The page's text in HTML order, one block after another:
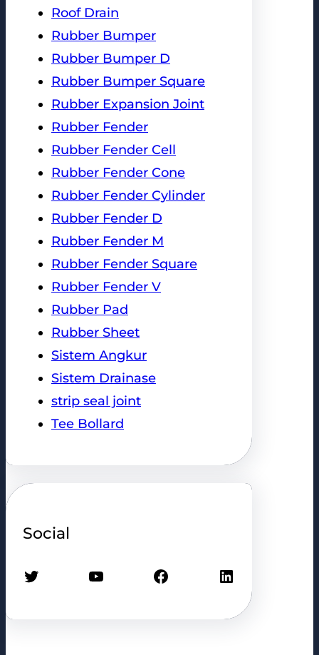
Roof Drain
Rubber Bumper
Rubber Bumper D
Rubber Bumper Square
Rubber Expansion Joint
Rubber Fender
Rubber Fender Cell
Rubber Fender Cone
Rubber Fender Cylinder
Rubber Fender D
Rubber Fender M
Rubber Fender Square
Rubber Fender V
Rubber Pad
Rubber Sheet
Sistem Angkur
Sistem Drainase
strip seal joint
Tee Bollard
Social
Twitter YouTube Facebook LinkedIn